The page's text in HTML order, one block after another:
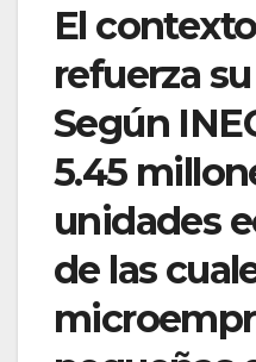
El
refuerza
Según
5.45
unidades
de las